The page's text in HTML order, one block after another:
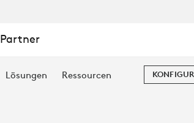
Partner
Lösungen Ressourcen